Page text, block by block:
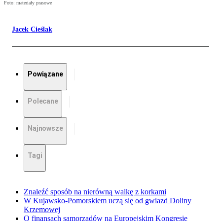
Foto: materiały prasowe
Jacek Cieślak
Powiązane
Polecane
Najnowsze
Tagi
Znaleźć sposób na nierówną walkę z korkami
W Kujawsko-Pomorskiem uczą się od gwiazd Doliny
Krzemowej
O finansach samorządów na Europejskim Kongresie